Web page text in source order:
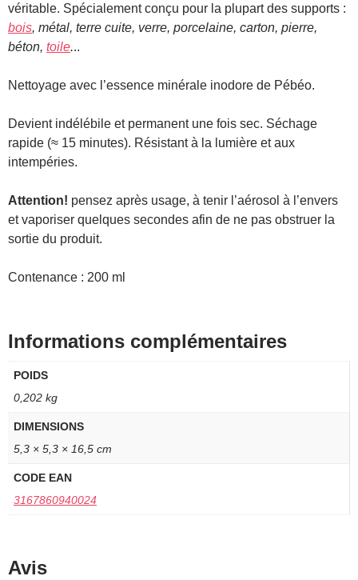
véritable. Spécialement conçu pour la plupart des supports :
bois, métal, terre cuite, verre, porcelaine, carton, pierre,
béton, toile...
Nettoyage avec l’essence minérale inodore de Pébéo.
Devient indélébile et permanent une fois sec. Séchage
rapide (≈ 15 minutes). Résistant à la lumière et aux
intempéries.
Attention! pensez après usage, à tenir l’aérosol à l’envers
et vaporiser quelques secondes afin de ne pas obstruer la
sortie du produit.
Contenance : 200 ml
Informations complémentaires
POIDS
0,202 kg
DIMENSIONS
5,3 × 5,3 × 16,5 cm
CODE EAN
3167860940024
Avis